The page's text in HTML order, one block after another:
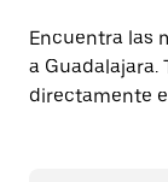
Encuentra las
a Guadalajara.
directamente